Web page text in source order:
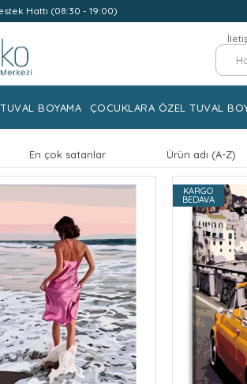
Hattı (08:30 - 19:00)
BOYAMA ÇOCUKLARA ÖZEL TUVAL
En çok satanlar Ürün adı (A-Z)
KARGO
BEDAVA